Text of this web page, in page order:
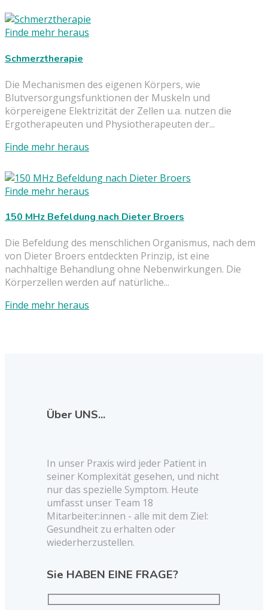
Finde mehr heraus
Schmerztherapie
Die Mechanismen des eigenen Körpers, wie
Blutversorgungsfunktionen der Muskeln und
körpereigene Elektrizität der Zellen u.a. nutzen die
Ergotherapeuten und Physiotherapeuten der...
Finde mehr heraus
Finde mehr heraus
150 MHz Befeldung nach Dieter Broers
Die Befeldung des menschlichen Organismus, nach dem
von Dieter Broers entdeckten Prinzip, ist eine
nachhaltige Behandlung ohne Nebenwirkungen. Die
Körperzellen werden auf natürliche...
Finde mehr heraus
Über UNS...
In unser Praxis wird jeder Patient in
seiner Komplexität gesehen, und nicht
nur das spezielle Symptom. Heute
umfasst unser Team 18
Mitarbeiter:innen - alle mit dem Ziel:
Gesundheit zu erhalten oder
wiederherzustellen.
Sie HABEN EINE FRAGE?